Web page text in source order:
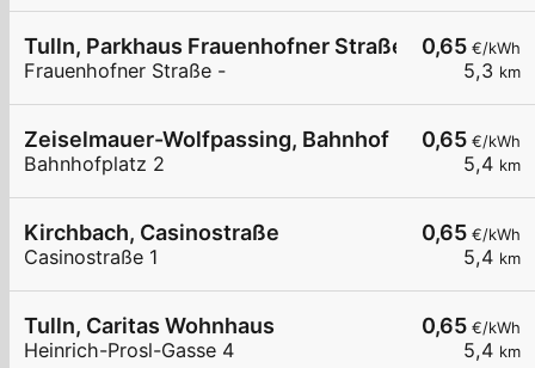
0,65 €/kWh
5,3 km
Tulln, Parkhaus Frauenhofner Straße
Frauenhofner Straße -
0,65 €/kWh
5,4 km
Zeiselmauer-Wolfpassing, Bahnhof
Bahnhofplatz 2
0,65 €/kWh
5,4 km
Kirchbach, Casinostraße
Casinostraße 1
0,65 €/kWh
5,4 km
Tulln, Caritas Wohnhaus
Heinrich-Prosl-Gasse 4